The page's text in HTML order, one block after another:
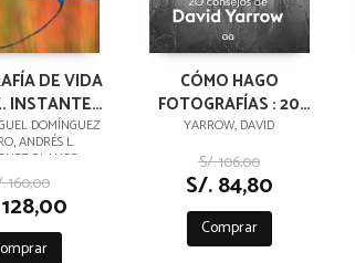
DE VIDA
INSTANTES
DOMÍNGUEZ
ANDRÉS L.
BLANCO
160,00
CÓMO HAGO
FOTOGRAFÍAS : 20
CONSEJOS DE DAVID
YARROW
YARROW, DAVID
S/. 106,00
S/. 84,80
Comprar